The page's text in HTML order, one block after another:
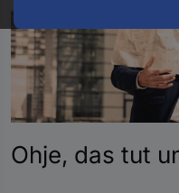
Hst.-
Teile-
Nr.
ein
Ohje, das tut